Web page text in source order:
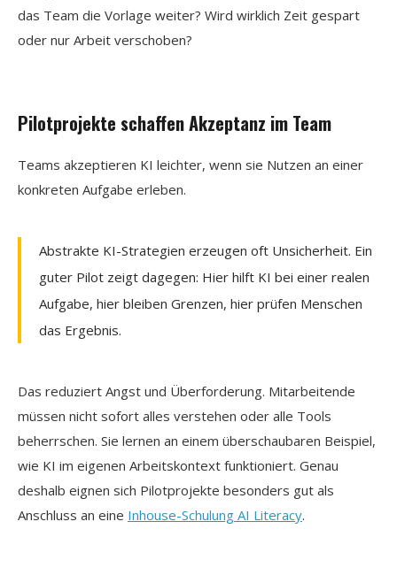
das Team die Vorlage weiter? Wird wirklich Zeit gespart
oder nur Arbeit verschoben?
Pilotprojekte schaffen Akzeptanz im Team
Teams akzeptieren KI leichter, wenn sie Nutzen an einer
konkreten Aufgabe erleben.
Abstrakte KI-Strategien erzeugen oft Unsicherheit. Ein
guter Pilot zeigt dagegen: Hier hilft KI bei einer realen
Aufgabe, hier bleiben Grenzen, hier prüfen Menschen
das Ergebnis.
Das reduziert Angst und Überforderung. Mitarbeitende
müssen nicht sofort alles verstehen oder alle Tools
beherrschen. Sie lernen an einem überschaubaren Beispiel,
wie KI im eigenen Arbeitskontext funktioniert. Genau
deshalb eignen sich Pilotprojekte besonders gut als
Anschluss an eine Inhouse-Schulung AI Literacy.